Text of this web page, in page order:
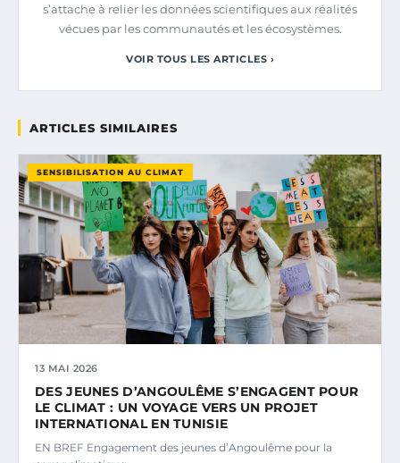
s’attache à relier les données scientifiques aux réalités
vécues par les communautés et les écosystèmes.
VOIR TOUS LES ARTICLES ›
ARTICLES SIMILAIRES
SENSIBILISATION AU CLIMAT
13 MAI 2026
DES JEUNES D’ANGOULÊME S’ENGAGENT POUR
LE CLIMAT : UN VOYAGE VERS UN PROJET
INTERNATIONAL EN TUNISIE
EN BREF Engagement des jeunes d’Angoulême pour la